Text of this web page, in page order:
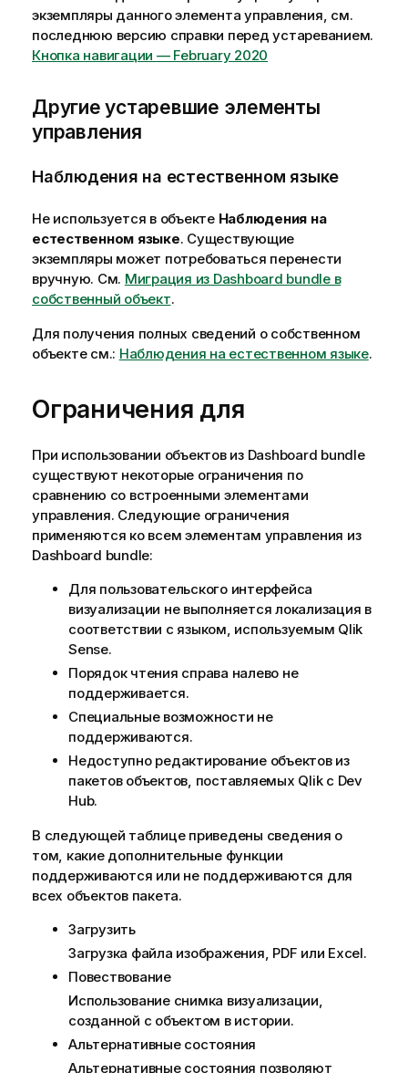
экземпляры данного элемента управления, см.
последнюю версию справки перед устареванием.
Кнопка навигации — February 2020
Другие устаревшие элементы
управления
Наблюдения на естественном языке
Не используется в объекте Наблюдения на
естественном языке. Существующие
экземпляры может потребоваться перенести
вручную. См. Миграция из Dashboard bundle в
собственный объект.
Для получения полных сведений о собственном
объекте см.: Наблюдения на естественном языке.
Ограничения для
При использовании объектов из Dashboard bundle
существуют некоторые ограничения по
сравнению со встроенными элементами
управления. Следующие ограничения
применяются ко всем элементам управления из
Dashboard bundle:
Для пользовательского интерфейса
визуализации не выполняется локализация в
соответствии с языком, используемым Qlik
Sense.
Порядок чтения справа налево не
поддерживается.
Специальные возможности не
поддерживаются.
Недоступно редактирование объектов из
пакетов объектов, поставляемых Qlikс Dev
Hub.
В следующей таблице приведены сведения о
том, какие дополнительные функции
поддерживаются или не поддерживаются для
всех объектов пакета.
Загрузить
Загрузка файла изображения, PDF или Excel.
Повествование
Использование снимка визуализации,
созданной с объектом в истории.
Альтернативные состояния
Альтернативные состояния позволяют